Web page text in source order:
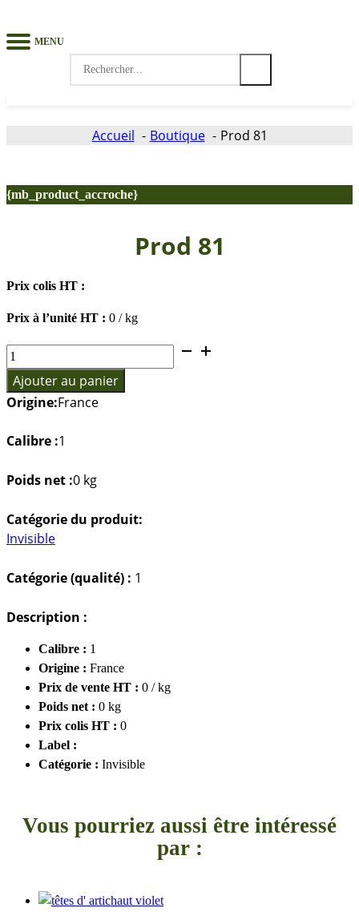
MENU
Search
for:
Accueil Boutique Prod 81
{mb_product_accroche}
Prod 81
Prix colis HT :
Prix à l’unité HT : 0 / kg
quantité
de
Prod
81
Ajouter au panier
Origine:France
Calibre :1
Poids net :0 kg
Catégorie du produit:
Invisible
Catégorie (qualité) : 1
Description :
Calibre : 1
Origine : France
Prix de vente HT : 0 / kg
Poids net : 0 kg
Prix colis HT : 0
Label :
Catégorie : Invisible
Vous pourriez aussi être intéressé
par :